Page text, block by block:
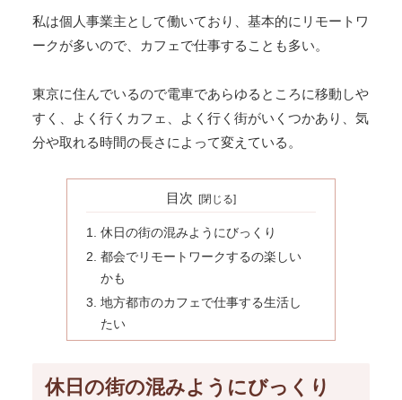
私は個人事業主として働いており、基本的にリモートワ
ークが多いので、カフェで仕事することも多い。
東京に住んでいるので電車であらゆるところに移動しや
すく、よく行くカフェ、よく行く街がいくつかあり、気
分や取れる時間の長さによって変えている。
目次
休日の街の混みようにびっくり
都会でリモートワークするの楽しい
かも
地方都市のカフェで仕事する生活し
たい
休日の街の混みようにびっくり